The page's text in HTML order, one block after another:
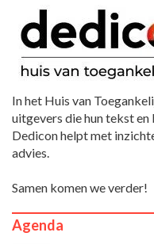
In het Huis van
uitgevers die hun tekst
Dedicon helpt met
advies.
Samen komen we verder!
Agenda